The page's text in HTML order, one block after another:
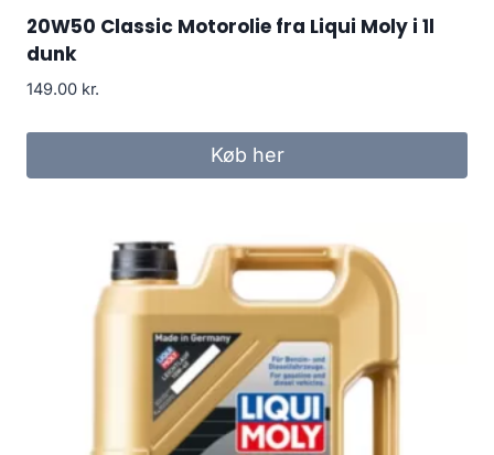
20W50 Classic Motorolie fra Liqui Moly i 1l
dunk
149.00 kr.
Køb her